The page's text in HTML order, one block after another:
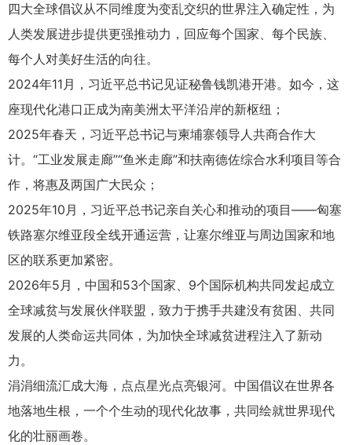
四大全球倡议从不同维度为变乱交织的世界注入确定性，为
人类发展进步提供更强推动力，回应每个国家、每个民族、
每个人对美好生活的向往。
2024年11月，习近平总书记见证秘鲁钱凯港开港。如今，这
座现代化港口正成为南美洲太平洋沿岸的新枢纽；
2025年春天，习近平总书记与柬埔寨领导人共商合作大
计。“工业发展走廊”“鱼米走廊”和扶南德佐综合水利项目等合
作，将惠及两国广大民众；
2025年10月，习近平总书记亲自关心和推动的项目——匈塞
铁路塞尔维亚段全线开通运营，让塞尔维亚与周边国家和地
区的联系更加紧密。
2026年5月，中国和53个国家、9个国际机构共同发起成立
全球减贫与发展伙伴联盟，致力于携手共建没有贫困、共同
发展的人类命运共同体，为加快全球减贫进程注入了新动
力。
涓涓细流汇成大海，点点星光点亮银河。中国倡议在世界各
地落地生根，一个个生动的现代化故事，共同绘就世界现代
化的壮丽画卷。